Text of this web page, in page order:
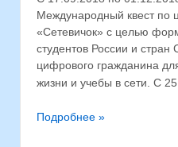
Международный квест по
«Сетевичок» с целью
студентов России и
цифрового гражданина
жизни и учебы в сети. С
Подробнее »